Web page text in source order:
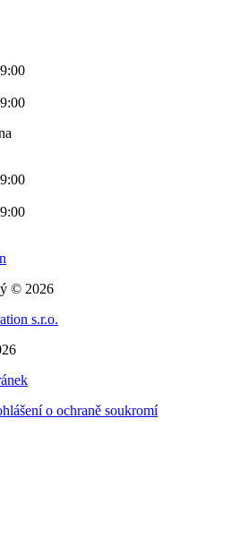
© 2026
s.r.o.
o ochraně soukromí